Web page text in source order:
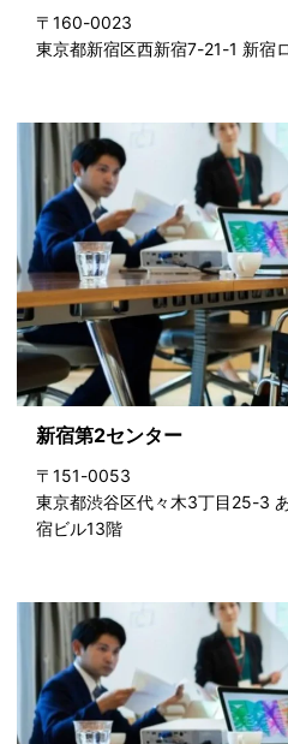
〒160-0023
東京都新宿区西新宿7-21-1 新宿
新宿第2センター
〒151-0053
東京都渋谷区代々木3丁目25-3
宿ビル13階